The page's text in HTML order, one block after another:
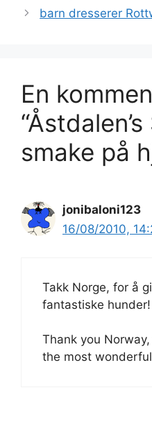
barn dresserer
En
smake på
jonibaloni123
16/08/2010,
Takk Norge, for å
fantastiske hunder!
Thank you
the most